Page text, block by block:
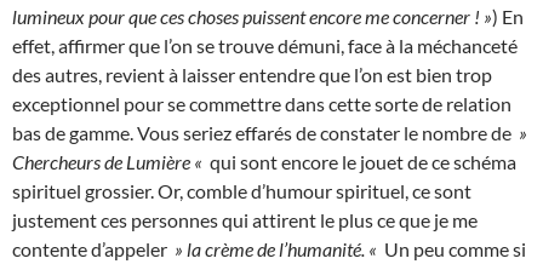
lumineux pour que ces choses puissent encore me concerner ! ») En
effet, affirmer que l’on se trouve démuni, face à la méchanceté
des autres, revient à laisser entendre que l’on est bien trop
exceptionnel pour se commettre dans cette sorte de relation
bas de gamme. Vous seriez effarés de constater le nombre de »
Chercheurs de Lumière « qui sont encore le jouet de ce schéma
spirituel grossier. Or, comble d’humour spirituel, ce sont
justement ces personnes qui attirent le plus ce que je me
contente d’appeler » la crème de l’humanité. « Un peu comme si